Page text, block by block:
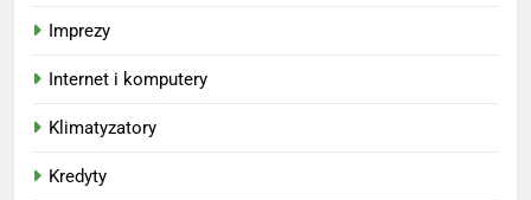
Imprezy
Internet i komputery
Klimatyzatory
Kredyty